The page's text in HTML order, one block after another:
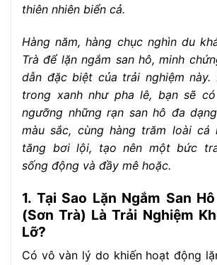
thiên nhiên biển cả.
Hàng năm, hàng chục nghìn du
Trà để lặn ngắm san hô, minh
dẫn đặc biệt của trải nghiệm này.
trong xanh như pha lê, bạn sẽ
ngưỡng những rạn san hô đa
màu sắc, cùng hàng trăm loài cá
tăng bơi lội, tạo nên một bức
sống động và đầy mê hoặc.
1. Tại Sao Lặn Ngắm San
(Sơn Trà) Là Trải Nghiệm
Lỡ?
Có vô vàn lý do khiến hoạt động